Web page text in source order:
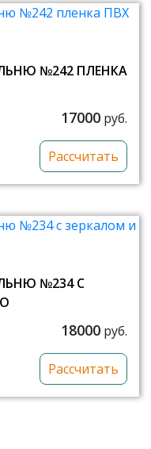
№242 ПЛЕНКА
17000 руб.
Рассчитать
№234 С
18000 руб.
Рассчитать